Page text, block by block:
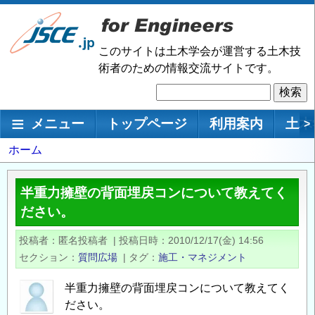
メ
ン
移
このサイトは土木学会が運営する土木技
術者のための情報交流サイトです。
索
メインナビゲーション
メニュー トップページ 利用案内 土 >
パ
ン
く
ず
ホーム
半重力擁壁の背面埋戻コンについて教えてく
ださい。
投稿者 匿名投稿者 | 投稿日時
2010/12/17(金) 14:56
セクション
質問広場 | タグ 施工・マネジメント
半重力擁壁の背面埋戻コンについて教えてく
ださい。